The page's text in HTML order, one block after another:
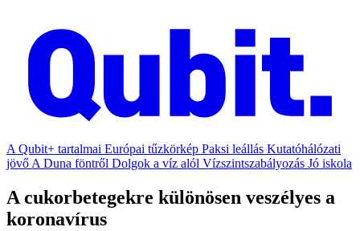
A Qubit+ tartalmai Európai tűzkörkép Paksi leállás Kutatóhálózati
jövő A Duna föntről Dolgok a víz alól Vízszintszabályozás Jó iskola
A cukorbetegekre különösen veszélyes a
koronavírus